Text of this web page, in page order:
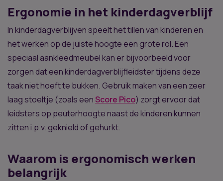
Ergonomie in het kinderdagverblijf
In kinderdagverblijven speelt het tillen van kinderen en
het werken op de juiste hoogte een grote rol. Een
speciaal aankleedmeubel kan er bijvoorbeeld voor
zorgen dat een kinderdagverblijfleidster tijdens deze
taak niet hoeft te bukken. Gebruik maken van een zeer
laag stoeltje (zoals eenScore Pico) zorgt ervoor dat
leidsters op peuterhoogte naast de kinderen kunnen
zitten i.p.v. geknield of gehurkt.
Waarom is ergonomisch werken
belangrijk